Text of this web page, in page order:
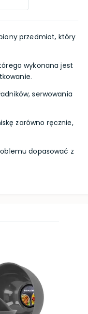
przedmiot, który
wykonana jest
serwowania
zarówno ręcznie,
dopasować z